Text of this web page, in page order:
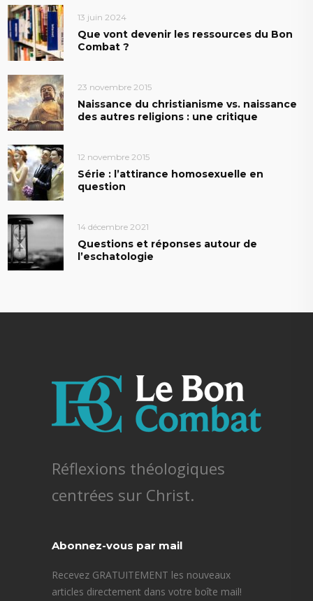
13 juin 2024
Que vont devenir les ressources du Bon
Combat ?
23 novembre 2015
Naissance du christianisme vs. naissance
des autres religions : une critique
12 novembre 2015
Série : l’attirance homosexuelle en
question
14 décembre 2021
Questions et réponses autour de
l’eschatologie
Réflexions théologiques
centrées sur Christ.
Abonnez-vous par mail
Recevez GRATUITEMENT les nouveaux
articles directement dans votre boîte mail!